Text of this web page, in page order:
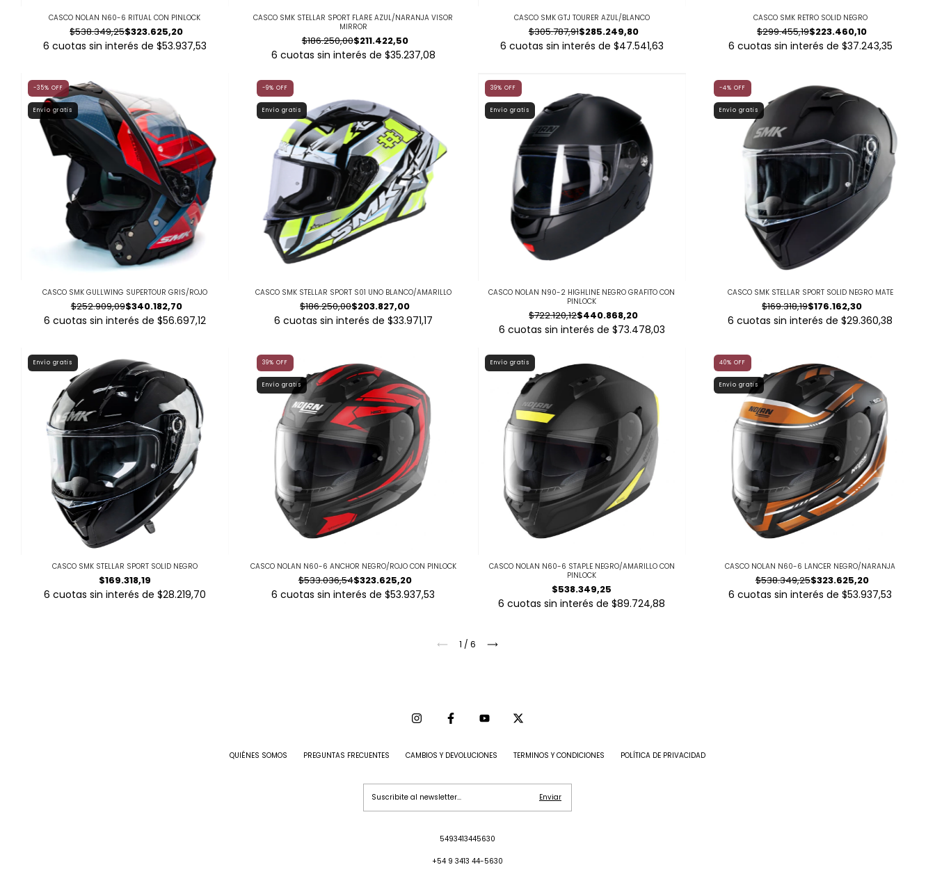
CASCO NOLAN N60-6 RITUAL CON PINLOCK
$323.625,20
$538.349,25
6 cuotas sin interés de $53.937,53
CASCO SMK STELLAR SPORT FLARE AZUL/NARANJA VISOR
MIRROR
$211.422,50
$186.250,00
6 cuotas sin interés de $35.237,08
CASCO SMK GTJ TOURER AZUL/BLANCO
$285.249,80
$305.787,91
6 cuotas sin interés de $47.541,63
CASCO SMK RETRO SOLID NEGRO
$223.460,10
$299.455,19
6 cuotas sin interés de $37.243,35
-35% OFF
Envío gratis
CASCO SMK GULLWING SUPERTOUR GRIS/ROJO
$340.182,70
$252.909,09
6 cuotas sin interés de $56.697,12
-9% OFF
Envío gratis
CASCO SMK STELLAR SPORT S01 UNO BLANCO/AMARILLO
$203.827,00
$186.250,00
6 cuotas sin interés de $33.971,17
39% OFF
Envío gratis
CASCO NOLAN N90-2 HIGHLINE NEGRO GRAFITO CON
PINLOCK
$440.868,20
$722.120,12
6 cuotas sin interés de $73.478,03
-4% OFF
Envío gratis
CASCO SMK STELLAR SPORT SOLID NEGRO MATE
$176.162,30
$169.318,19
6 cuotas sin interés de$29.360,38
Envío gratis
CASCO SMK STELLAR SPORT SOLID NEGRO
$169.318,19
6 cuotas sin interés de $28.219,70
39% OFF
Envío gratis
CASCO NOLAN N60-6 ANCHOR NEGRO/ROJO CON PINLOCK
$323.625,20
$533.036,54
6 cuotas sin interés de$53.937,53
Envío gratis
CASCO NOLAN N60-6 STAPLE NEGRO/AMARILLO CON
PINLOCK
$538.349,25
6 cuotas sin interés de$89.724,88
40% OFF
Envío gratis
CASCO NOLAN N60-6 LANCER NEGRO/NARANJA
$323.625,20
$538.349,25
6 cuotas sin interés de$53.937,53
1 / 6
QUIÉNES SOMOS PREGUNTAS FRECUENTES CAMBIOS Y DEVOLUCIONES TERMINOS Y CONDICIONES POLÍTICA DE PRIVACIDAD
5493413445630
+54 9 3413 44-5630